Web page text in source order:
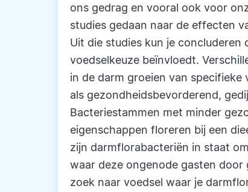
ons gedrag en vooral ook voor
studies gedaan naar de effecten
Uit die studies kun je
voedselkeuze beïnvloedt.
in de darm groeien van
als gezondheidsbevorderend,
Bacteriestammen met minder
eigenschappen floreren bij een
zijn darmflorabacteriën in staat
waar deze ongenode gasten
zoek naar voedsel waar je